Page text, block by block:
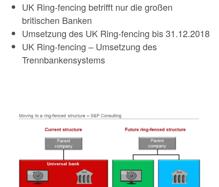
UK Ring-fencing betrifft nur die großen
britischen Banken
Umsetzung des UK Ring-fencing bis 31.12.2018
UK Ring-fencing – Umsetzung des
Trennbankensystems